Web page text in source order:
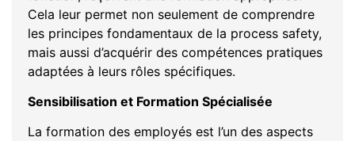
Cela leur permet non seulement de comprendre
les principes fondamentaux de la process safety,
mais aussi d’acquérir des compétences pratiques
adaptées à leurs rôles spécifiques.
Sensibilisation et Formation Spécialisée
La formation des employés est l’un des aspects